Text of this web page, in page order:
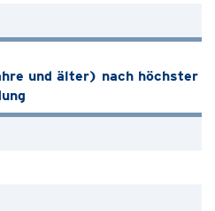
und älter) nach höchster